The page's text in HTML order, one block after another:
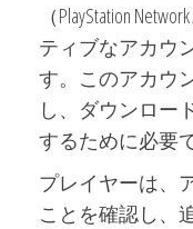
（PlayStation
ティブなアカウ
す。このアカウ
し、ダウンロー
するために必要
プレイヤーは、
ことを確認し、